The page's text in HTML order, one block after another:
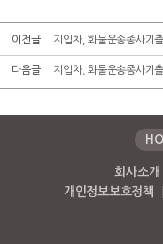
이전글 지입차, 화물운송종사기
다음글 지입차, 화물운송종사기
회사소개
개인정보보호정책